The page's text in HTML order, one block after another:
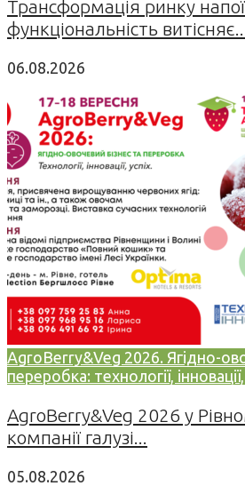
Трансформація ринку
функціональність
06.08.2026
AgroBerry&Veg 2026. Ягідно-
переробка: технології, інновації,
AgroBerry&Veg 2026 у
компанії галузі...
05.08.2026